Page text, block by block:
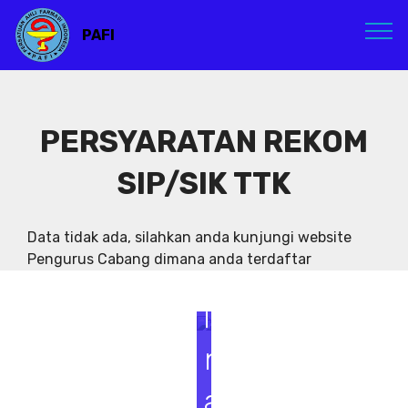
PAFI
PERSYARATAN REKOM
SIP/SIK TTK
Data tidak ada, silahkan anda kunjungi website
Pengurus Cabang dimana anda terdaftar
S
e
m
i
n
a